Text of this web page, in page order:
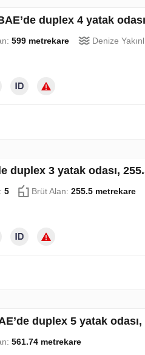
duplex 4 yatak
599 metrekare Denize
duplex 3 yatak odası,
5 Brüt Alan: 255.5 metrekare
duplex 5 yatak odası,
561.74 metrekare